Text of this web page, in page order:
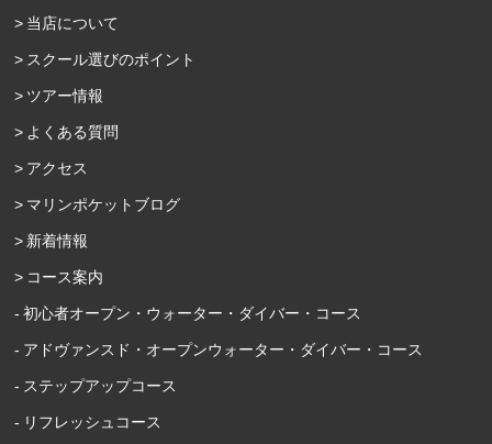
当店について
スクール選びのポイント
ツアー情報
よくある質問
アクセス
マリンポケットブログ
新着情報
コース案内
初心者オープン・ウォーター・ダイバー・コース
アドヴァンスド・オープンウォーター・ダイバー・コース
ステップアップコース
リフレッシュコース